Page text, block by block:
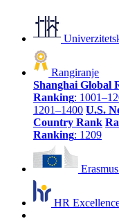
Rangiranje
Shanghai Global
Ranking:
1201–1400 U.S.
Country Rank
Ranking: 1209
HR